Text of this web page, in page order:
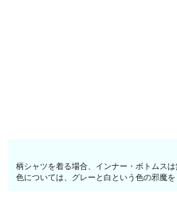
柄シャツを着る場合、インナー・ボトムス
色については、グレーと白という色の邪魔